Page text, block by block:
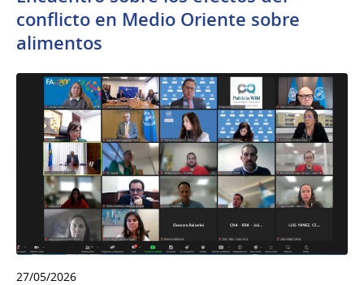
conflicto en Medio Oriente sobre
alimentos
27/05/2026